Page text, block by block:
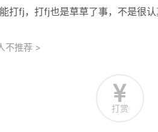
打fj，打fj也是草草了事，不是很
不推荐 >
打赏